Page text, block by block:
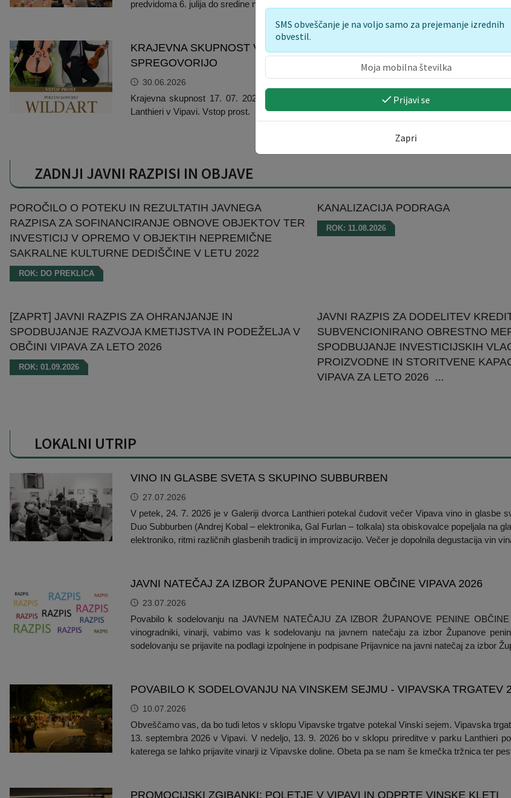
predvidoma 6. julija do sredine novembra 2026 za ves promet zaprto smerno vozišče hitre
KRAJEVNA SKUPNOST VIPAVA VABI NA POLETNI KONCERT WILDART -
SPREGOVORIJO
30.06.2026
Krajevna skupnost 17. 07. 2026 ob 20.30 vabi na poletni koncert "WILD ART - Ko strune
Lanthieri v Vipavi. Vstop prost.
ZADNJI JAVNI RAZPISI IN OBJAVE
POROČILO O POTEKU IN REZULTATIH JAVNEGA
RAZPISA ZA SOFINANCIRANJE OBNOVE OBJEKTOV TER
INVESTICIJ V OPREMO V OBJEKTIH NEPREMIČNE
SAKRALNE KULTURNE DEDIŠČINE V LETU 2022
ROK: DO PREKLICA
KANALIZACIJA PODRAGA
ROK: 11.08.2026
[ZAPRT] JAVNI RAZPIS ZA OHRANJANJE IN
SPODBUJANJE RAZVOJA KMETIJSTVA IN PODEŽELJA V
OBČINI VIPAVA ZA LETO 2026
ROK: 01.09.2026
JAVNI RAZPIS ZA DODELITEV
SUBVENCIONIRANO OBRESTNO
SPODBUJANJE INVESTICIJSKIH
PROIZVODNE IN STORITVENE
VIPAVA ZA LETO 2026 ...
LOKALNI UTRIP
VINO IN GLASBE SVETA S SKUPINO SUBBURBEN
27.07.2026
V petek, 24. 7. 2026 je v Galeriji dvorca Lanthieri potekal čudovit večer Vipava vino in glasbe
Duo Subburben (Andrej Kobal – elektronika, Gal Furlan – tolkala) sta obiskovalce popeljala na
elektroniko, ritmi različnih glasbenih tradicij in improvizacijo. Večer je dopolnila degustacija vin
JAVNI NATEČAJ ZA IZBOR ŽUPANOVE PENINE OBČINE VIPAVA 2026
23.07.2026
Povabilo k sodelovanju na JAVNEM NATEČAJU ZA IZBOR ŽUPANOVE PENINE OBČINE
vinogradniki, vinarji, vabimo vas k sodelovanju na javnem natečaju za izbor Županove
sodelovanju se prijavite na podlagi izpolnjene in podpisane Prijavnice na javni natečaj za izbor
POVABILO K SODELOVANJU NA VINSKEM SEJMU - VIPAVSKA TRGATEV
10.07.2026
Obveščamo vas, da bo tudi letos v sklopu Vipavske trgatve potekal Vinski sejem. Vipavska
13. septembra 2026 v Vipavi. V nedeljo, 13. 9. 2026 bo v sklopu prireditve v parku Lanthieri
katerega se lahko prijavite vinarji iz Vipavske doline. Obeta pa se nam še kmečka tržnica ter
PROMOCIJSKI ZGIBANKI: POLETJE V VIPAVI IN ODPRTE VINSKE KLETI
SMS obveščanje je na voljo samo za prejemanje izrednih
obvestil.
Prijavi se
Zapri